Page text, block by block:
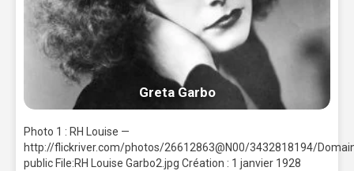
Greta Garbo
Photo 1 : RH Louise —
http://flickriver.com/photos/26612863@N00/3432818194/
public File:RH Louise Garbo2.jpg Création : 1 janvier 1928